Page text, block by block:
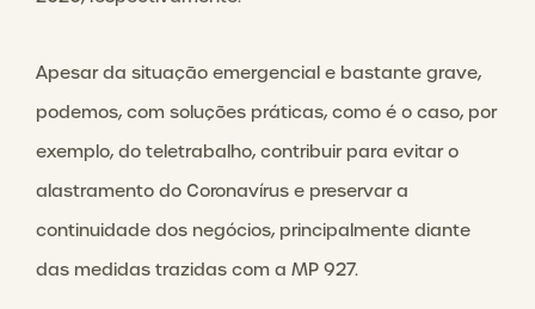
Apesar da situação emergencial e bastante grave,
podemos, com soluções práticas, como é o caso, por
exemplo, do teletrabalho, contribuir para evitar o
alastramento do Coronavírus e preservar a
continuidade dos negócios, principalmente diante
das medidas trazidas com a MP 927.